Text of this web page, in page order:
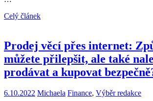
Celý článek
Prodej věcí přes internet:
můžete přilepšit, ale také
prodávat a kupovat
6.10.2022 Michaela Finance, Výběr redakce